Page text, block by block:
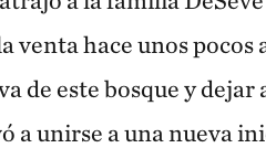
venta hace unos pocos
de este bosque y dejar
a unirse a una nueva